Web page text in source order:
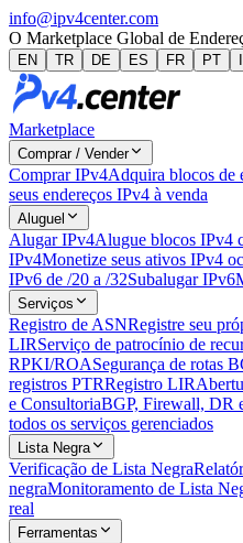
info@ipv4center.com
O Marketplace Global de
EN TR DE ES FR PT
Marketplace
Comprar / Vender
Comprar IPv4Adquira blocos de
seus endereços IPv4 à venda
Aluguel
Alugar IPv4Alugue blocos IPv4
IPv4Monetize seus ativos IPv4
IPv6 de /20 a /32Subalugar IPv6
Serviços
Registro de ASNRegistre seu
LIRServiço de patrocínio de
RPKI/ROASegurança de rotas
registros PTRRegistro LIR
e ConsultoriaBGP, Firewall, DR
todos os serviços gerenciados
Lista Negra
Verificação de Lista Negra
negraMonitoramento de Lista
real
Ferramentas